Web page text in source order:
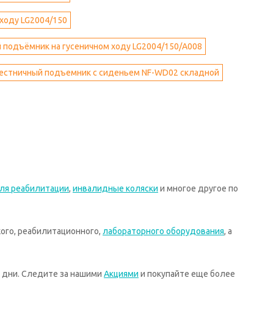
LG2004/150
на гусеничном ходу LG2004/150/А008
подъемник с сиденьем NF-WD02 складной
реабилитации, инвалидные коляски и многое другое по
реабилитационного, лабораторного оборудования, а
дни. Следите за нашими Акциями и покупайте еще более